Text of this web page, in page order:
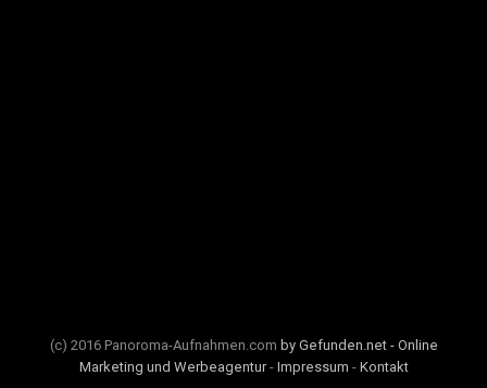
(c) 2016 Panoroma-Aufnahmen.com by Gefunden.net - Online
Marketing und Werbeagentur- Impressum - Kontakt